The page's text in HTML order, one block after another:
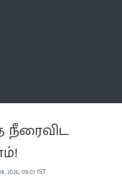
நீரைவிட
2026, 09:07 IST